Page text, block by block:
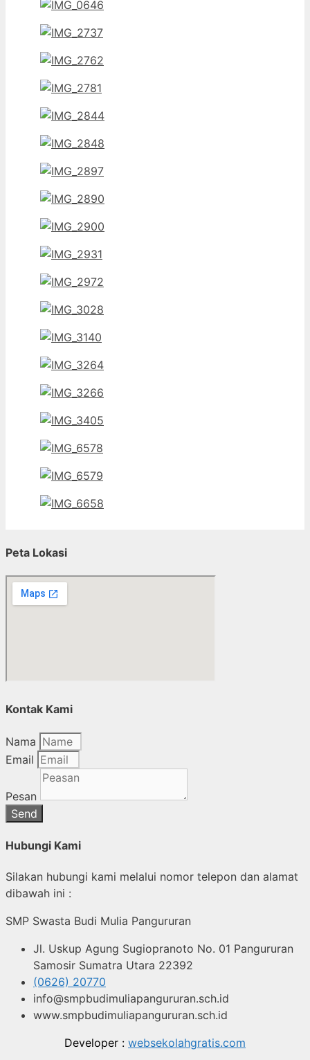
Peta Lokasi
Kontak Kami
Nama
Email
Pesan
Send
Hubungi Kami
Silakan hubungi kami melalui nomor telepon dan alamat
dibawah ini :
SMP Swasta Budi Mulia Pangururan
Jl. Uskup Agung Sugiopranoto No. 01 Pangururan
Samosir Sumatra Utara 22392
(0626) 20770
info@smpbudimuliapangururan.sch.id
www.smpbudimuliapangururan.sch.id
Developer : websekolahgratis.com